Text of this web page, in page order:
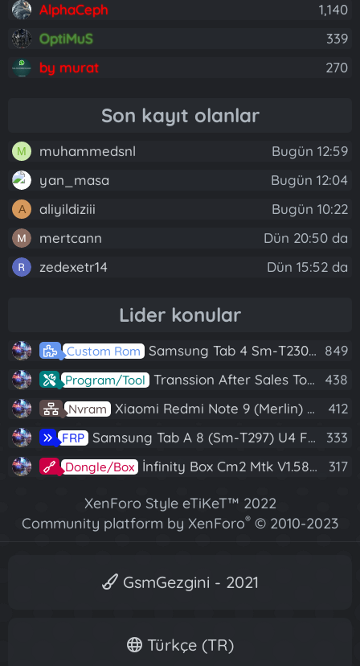
AlphaCeph
1,140
OptiMuS
339
by murat
270
Son kayıt olanlar
M muhammedsnl
Bugün 12:59
yan_masa
Bugün 12:04
A aliyildiziii
Bugün 10:22
mertcann
Dün 20:50 da
zedexetr14
Dün 15:52 da
Lider konular
Custom Rom Samsung Tab 4 Sm-T230 Android 7.1 Stabil Eba Destekli Yazılım 849
Program/Tool Transsion After Sales Tool V1.5.1 Full (Tüm Mtk Işlemcili Cihazları Meta Moda Alma) 438
Nvram Xiaomi Redmi Note 9 (Merlin) Nvram Yedeği Fix Nv By Dft Pro 412
FRP Samsung Tab A 8 (Sm-T297) U4 Frp Reset 333
Dongle/Box İnfinity Box Cm2 Mtk V1.58 Full Kurulum+Crack 317
XenForo Style eTiKeT™ 2022
Community platform by XenForo® © 2010-2023
GsmGezgini - 2021
Türkçe (TR)